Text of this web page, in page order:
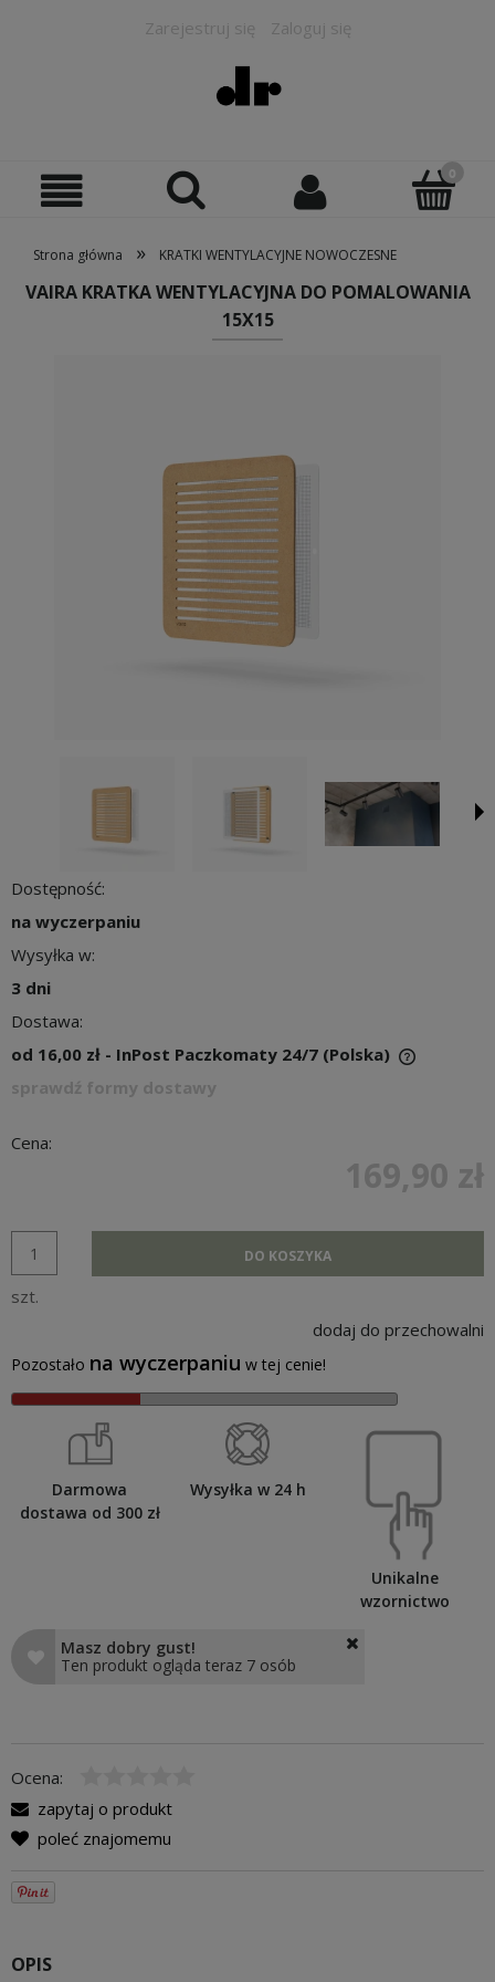
Zarejestruj się Zaloguj się
Strona główna » KRATKI WENTYLACYJNE NOWOCZESNE
VAIRA KRATKA WENTYLACYJNA DO POMALOWANIA
15X15
Dostępność:
na wyczerpaniu
Wysyłka w:
3 dni
Dostawa:
od 16,00 zł - InPost Paczkomaty 24/7 (Polska)
sprawdź formy dostawy
Cena:
169,90 zł
szt.
DO KOSZYKA
dodaj do przechowalni
Pozostało na wyczerpaniu w tej cenie!
Darmowa
dostawa od 300 zł
Wysyłka w 24 h
Unikalne
wzornictwo
Masz dobry gust!
Ten produkt ogląda teraz 7 osób
Ocena:
zapytaj o produkt
poleć znajomemu
OPIS